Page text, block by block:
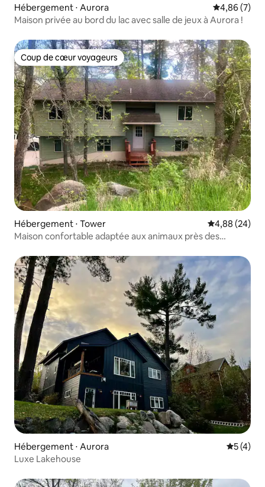
Hébergement ⋅ Aurora Évaluation
4,86 (7)
Maison privée au bord du lac avec salle de jeux à Aurora !
Coup de cœur voyageurs
Coup de cœur voyageurs
Hébergement ⋅ Tower Évaluation
4,88 (24)
Maison confortable adaptée aux animaux près des
Hébergement ⋅ Aurora
5 (4)
Luxe Lakehouse